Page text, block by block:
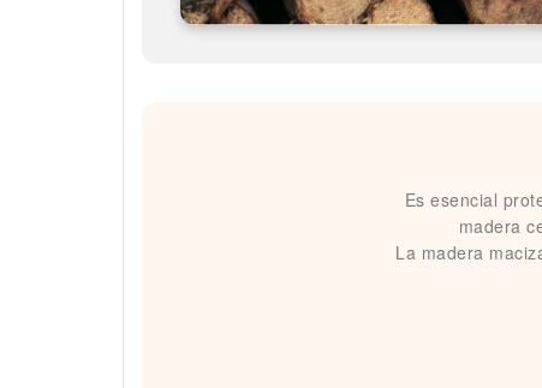
Es esencial
madera
La madera